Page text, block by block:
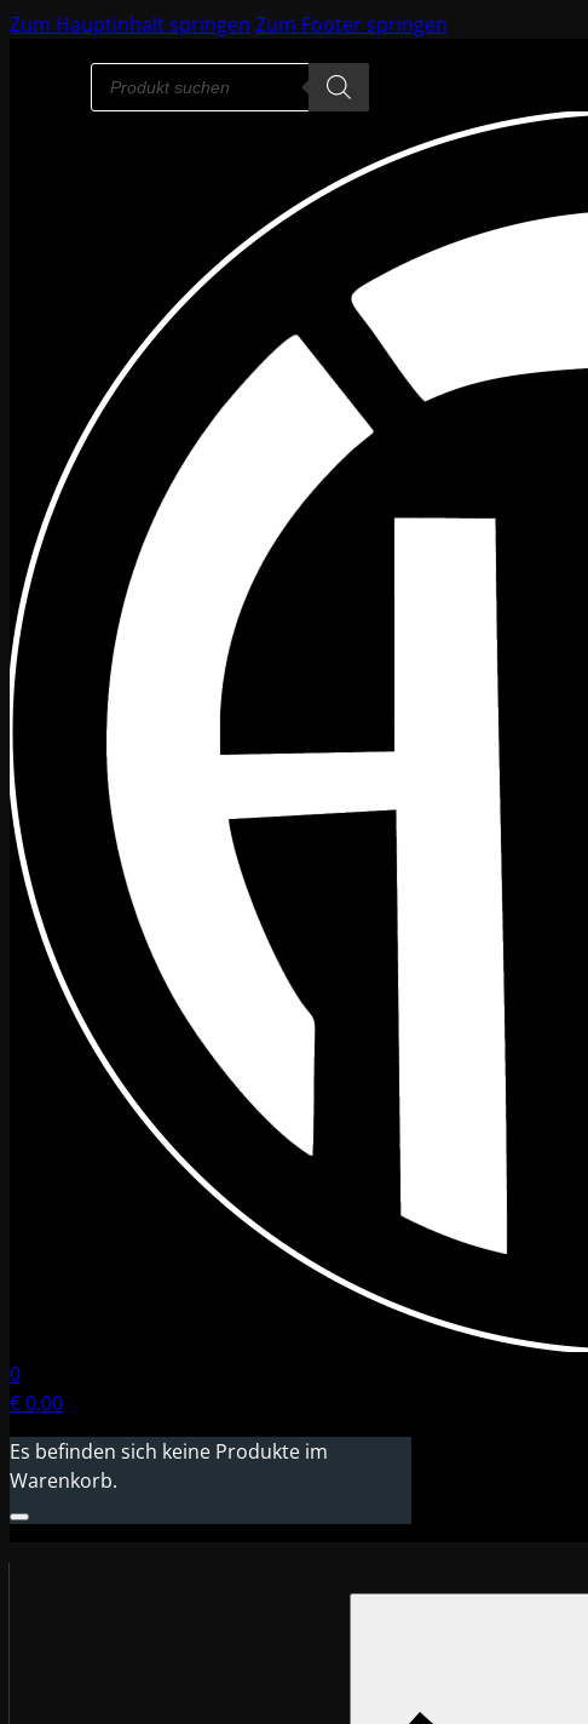
Zum Hauptinhalt springen Zum Footer springen
Products
search
0
€0,00
Es befinden sich keine Produkte im
Warenkorb.